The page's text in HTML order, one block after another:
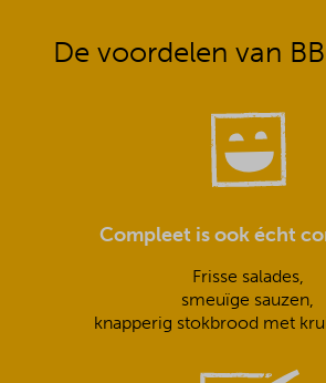
De voordelen van
Compleet is ook écht
Frisse salades,
smeuïge sauzen,
knapperig stokbrood met